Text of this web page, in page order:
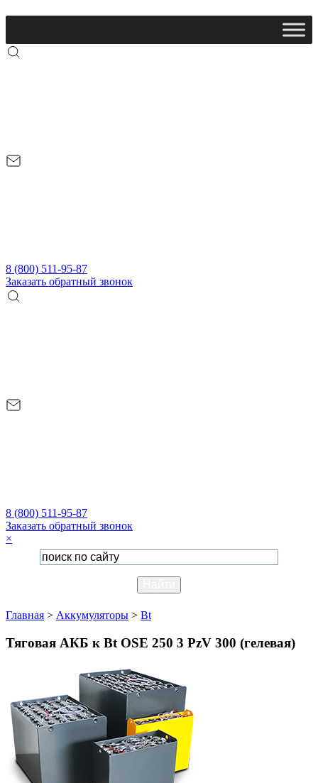
8 (800) 511-95-87
Заказать обратный звонок
8 (800) 511-95-87
Заказать обратный звонок
×
Главная > Аккумуляторы > Bt
Тяговая АКБ к Bt OSE 250 3 PzV 300 (гелевая)